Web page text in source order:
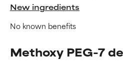
New ingredients
No known benefits
Methoxy PEG-7